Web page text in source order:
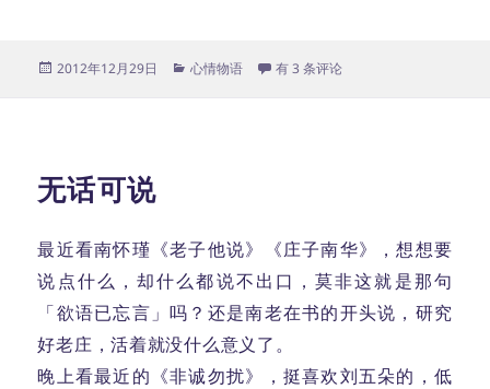
发
2012年12月29日
分
心情物语 回家
有 3 条评论
无话可说
最近看南怀瑾《老子他说》《庄子南华》，想想要
说点什么，却什么都说不出口，莫非这就是那句
「欲语已忘言」吗？还是南老在书的开头说，研究
好老庄，活着就没什么意义了。
晚上看最近的《非诚勿扰》，挺喜欢刘五朵的，低